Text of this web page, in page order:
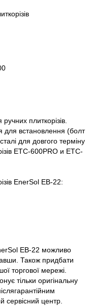
плиткорізів.
для встановлення (болт
для довгого терміну
ETC-600PRO и ETC-
EnerSol EB-22:
EB-22 можливо
Також придбати
торгової мережі.
тільки оригінальну
сервісний центр.